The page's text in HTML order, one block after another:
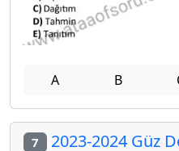
A B
7 2023-2024 Güz